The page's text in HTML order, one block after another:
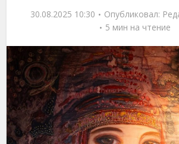
30.08.2025 10:30 Опубликовал:
5 мин на чтение